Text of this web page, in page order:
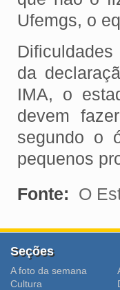
Ufemgs, o
da
IMA, o
devem
segundo o
pequenos
Fonte:
O
Seções
A foto da semana
Cultura